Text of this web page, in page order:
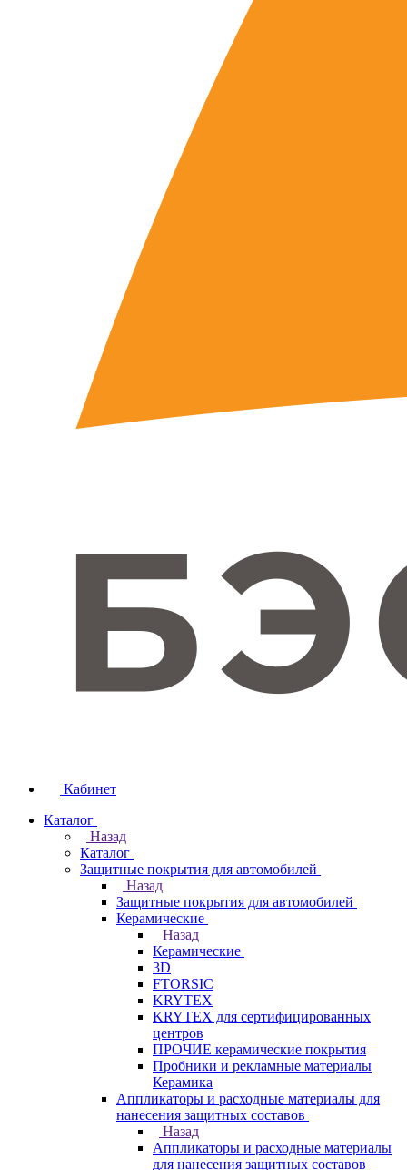
Кабинет
Каталог
Назад
Каталог
Защитные покрытия для автомобилей
Назад
Защитные покрытия для автомобилей
Керамические
Назад
Керамические
3D
FTORSIC
KRYTEX
KRYTEX для сертифицированных
центров
ПРОЧИЕ керамические покрытия
Пробники и рекламные материалы
Керамика
Аппликаторы и расходные материалы для
нанесения защитных составов
Назад
Аппликаторы и расходные материалы
для нанесения защитных составов